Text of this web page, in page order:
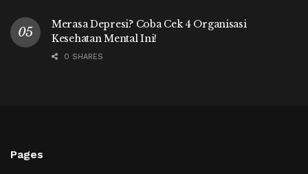
Merasa Depresi? Coba Cek 4 Organisasi
Kesehatan Mental Ini!
0 SHARES
Pages